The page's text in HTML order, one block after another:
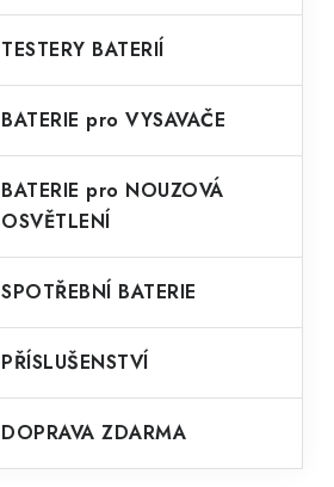
TESTERY BATERIÍ
BATERIE pro VYSAVAČE
BATERIE pro NOUZOVÁ
OSVĚTLENÍ
SPOTŘEBNÍ BATERIE
PŘÍSLUŠENSTVÍ
DOPRAVA ZDARMA